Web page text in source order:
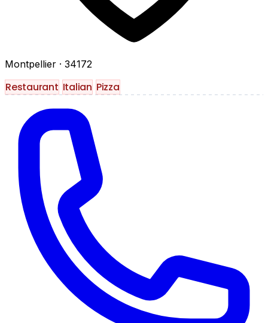
Montpellier · 34172
Restaurant Italian Pizza